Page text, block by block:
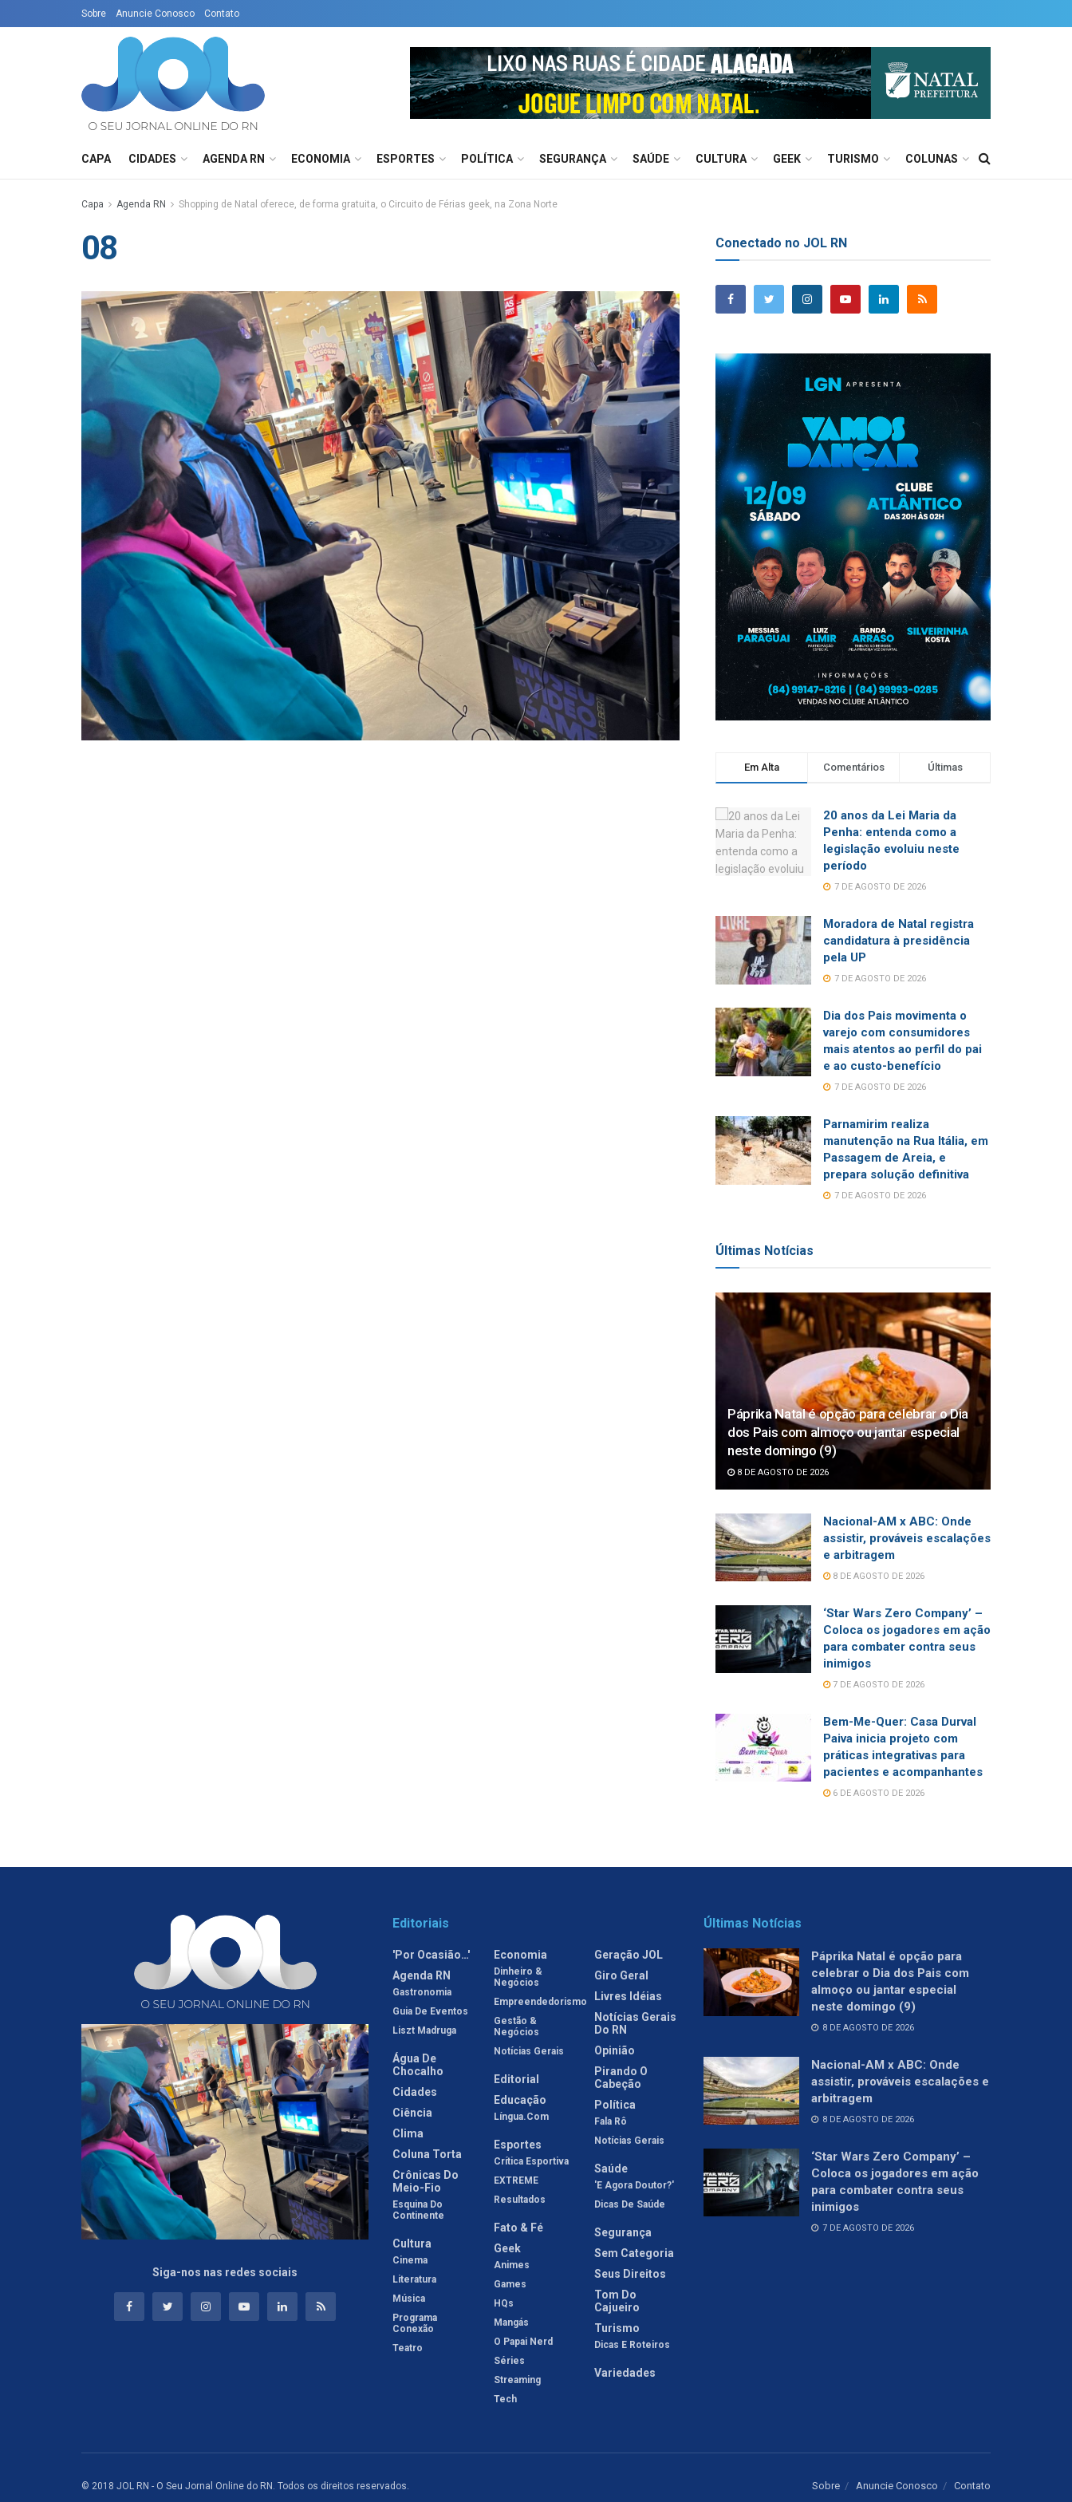
Sobre Anuncie Conosco Contato
CAPA CIDADES AGENDA RN ECONOMIA ESPORTES POLÍTICA SEGURANÇA SAÚDE CULTURA GEEK TURISMO COLUNAS
Capa Agenda RN Shopping de Natal oferece, de forma gratuita, o Circuito de Férias geek, na Zona Norte
08 Conectado no JOL RN
Em Alta Comentários Últimas
20 anos da Lei Maria da
Penha: entenda como a
legislação evoluiu neste
período
7 DE AGOSTO DE 2026
Moradora de Natal registra
candidatura à presidência
pela UP
7 DE AGOSTO DE 2026
Dia dos Pais movimenta o
varejo com consumidores
mais atentos ao perfil do pai
e ao custo-benefício
7 DE AGOSTO DE 2026
Parnamirim realiza
manutenção na Rua Itália, em
Passagem de Areia, e
prepara solução definitiva
7 DE AGOSTO DE 2026
Últimas Notícias
Páprika Natal é opção para celebrar o Dia
dos Pais com almoço ou jantar especial
neste domingo (9)
8 DE AGOSTO DE 2026
Nacional-AM x ABC: Onde
assistir, prováveis escalações
e arbitragem
8 DE AGOSTO DE 2026
‘Star Wars Zero Company’ –
Coloca os jogadores em ação
para combater contra seus
inimigos
7 DE AGOSTO DE 2026
Bem-Me-Quer: Casa Durval
Paiva inicia projeto com
práticas integrativas para
pacientes e acompanhantes
6 DE AGOSTO DE 2026
Siga-nos nas redes sociais
Editoriais
'Por Ocasião…'
Agenda RN
Gastronomia
Guia De Eventos
Liszt Madruga
Água De
Chocalho
Cidades
Ciência
Clima
Coluna Torta
Crônicas Do
Meio-Fio
Esquina Do
Continente
Cultura
Cinema
Literatura
Música
Programa
Conexão
Teatro
Economia
Dinheiro &
Negócios
Empreendedorismo
Gestão &
Negócios
Notícias Gerais
Editorial
Educação
Língua.com
Esportes
Crítica Esportiva
EXTREME
Resultados
Fato & Fé
Geek
Animes
Games
HQs
Mangás
O Papai Nerd
Séries
Streaming
Tech
Geração JOL
Giro Geral
Livres Idéias
Notícias Gerais
Do RN
Opinião
Pirando O
Cabeção
Política
Fala Rô
Notícias Gerais
Saúde
'E Agora Doutor?'
Dicas De Saúde
Segurança
Sem Categoria
Seus Direitos
Tom Do
Cajueiro
Turismo
Dicas E Roteiros
Variedades
Últimas Notícias
Páprika Natal é opção para
celebrar o Dia dos Pais com
almoço ou jantar especial
neste domingo (9)
8 DE AGOSTO DE 2026
Nacional-AM x ABC: Onde
assistir, prováveis escalações e
arbitragem
8 DE AGOSTO DE 2026
‘Star Wars Zero Company’ –
Coloca os jogadores em ação
para combater contra seus
inimigos
7 DE AGOSTO DE 2026
Sobre Anuncie Conosco Contato
© 2018 JOL RN - O Seu Jornal Online do RN. Todos os direitos reservados.